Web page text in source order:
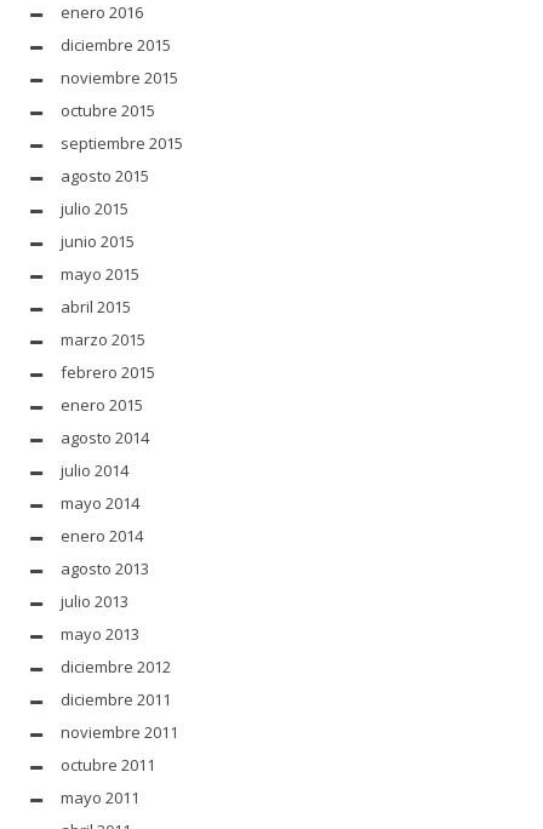
enero 2016
diciembre 2015
noviembre 2015
octubre 2015
septiembre 2015
agosto 2015
julio 2015
junio 2015
mayo 2015
abril 2015
marzo 2015
febrero 2015
enero 2015
agosto 2014
julio 2014
mayo 2014
enero 2014
agosto 2013
julio 2013
mayo 2013
diciembre 2012
diciembre 2011
noviembre 2011
octubre 2011
mayo 2011